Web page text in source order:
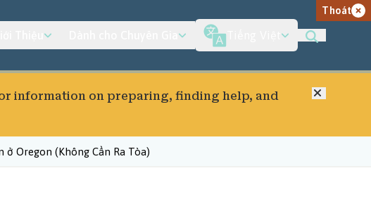
Thoát
information on preparing, finding help, and
Đóng
ở Oregon (Không Cần Ra Tòa)